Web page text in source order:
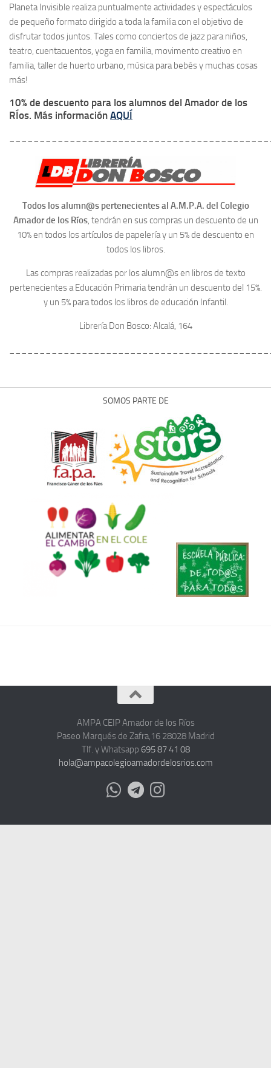
Planeta Invisible realiza puntualmente actividades y espectáculos
de pequeño formato dirigido a toda la familia con el objetivo de
disfrutar todos juntos. Tales como conciertos de jazz para niños,
teatro, cuentacuentos, yoga en familia, movimento creativo en
familia, taller de huerto urbano, música para bebés y muchas cosas
más!
10% de descuento para los alumnos del Amador de los
RÍos. Más información AQUÍ
Todos los alumn@s pertenecientes al A.M.P.A. del Colegio
Amador de los Ríos, tendrán en sus compras un descuento de un
10% en todos los artículos de papelería y un 5% de descuento en
todos los libros.
Las compras realizadas por los alumn@s en libros de texto
pertenecientes a Educación Primaria tendrán un descuento del 15%.
y un 5% para todos los libros de educación Infantil.
Librería Don Bosco: Alcalá, 164
SOMOS PARTE DE
AMPA CEIP Amador de los Ríos
Paseo Marqués de Zafra,16 28028 Madrid
Tlf. y Whatsapp 695 87 41 08
hola@ampacolegioamadordelosrios.com